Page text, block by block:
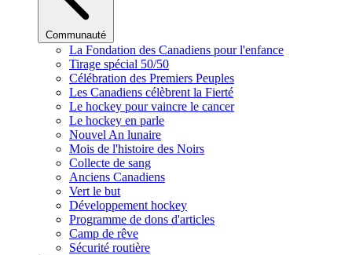
Communauté
La Fondation des Canadiens pour l'enfance
Tirage spécial 50/50
Célébration des Premiers Peuples
Les Canadiens célèbrent la Fierté
Le hockey pour vaincre le cancer
Le hockey en parle
Nouvel An lunaire
Mois de l'histoire des Noirs
Collecte de sang
Anciens Canadiens
Vert le but
Développement hockey
Programme de dons d'articles
Camp de rêve
Sécurité routière